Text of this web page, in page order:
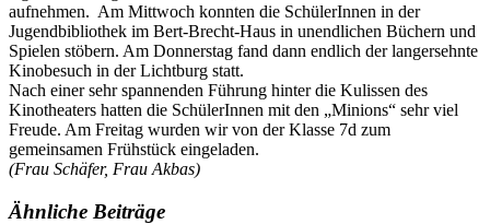
aufnehmen. Am Mittwoch konnten die SchülerInnen in der
Jugendbibliothek im Bert-Brecht-Haus in unendlichen Büchern und
Spielen stöbern. Am Donnerstag fand dann endlich der langersehnte
Kinobesuch in der Lichtburg statt.
Nach einer sehr spannenden Führung hinter die Kulissen des
Kinotheaters hatten die SchülerInnen mit den „Minions“ sehr viel
Freude. Am Freitag wurden wir von der Klasse 7d zum
gemeinsamen Frühstück eingeladen.
(Frau Schäfer, Frau Akbas)
Ähnliche Beiträge